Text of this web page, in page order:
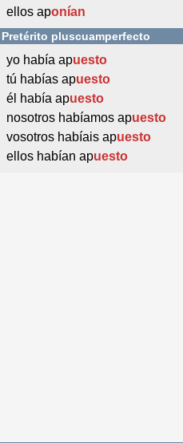
ellos aponían
Pretérito pluscuamperfecto
yo había apuesto
tú habías apuesto
él había apuesto
nosotros habíamos apuesto
vosotros habíais apuesto
ellos habían apuesto